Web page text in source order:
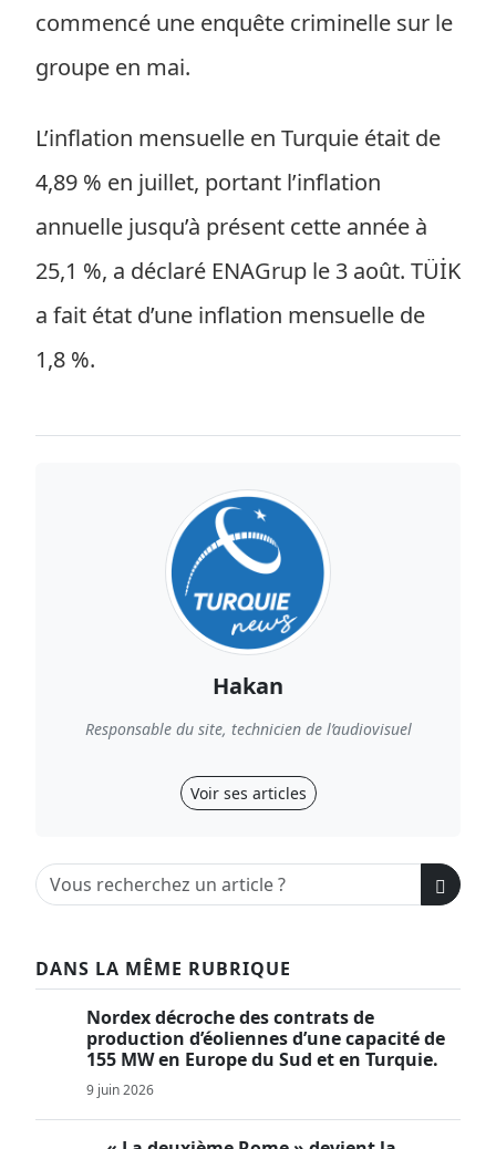
commencé une enquête criminelle sur le
groupe en mai.
L’inflation mensuelle en Turquie était de
4,89 % en juillet, portant l’inflation
annuelle jusqu’à présent cette année à
25,1 %, a déclaré ENAGrup le 3 août. TÜİK
a fait état d’une inflation mensuelle de
1,8 %.
Hakan
Responsable du site, technicien de l’audiovisuel
Voir ses articles
DANS LA MÊME RUBRIQUE
Nordex décroche des contrats de
production d’éoliennes d’une capacité de
155 MW en Europe du Sud et en Turquie.
9 juin 2026